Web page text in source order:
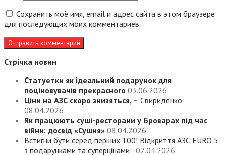
Сохранить моё имя, email и адрес сайта в этом браузере
для последующих моих комментариев.
Стрічка новин
Статуетки як ідеальний подарунок для
поціновувачів прекрасного 03.06.2026
Ціни на АЗС скоро знизяться, – Свириденко
08.04.2026
Як працюють суші-ресторани у Броварах під час
війни: досвід «Сушия» 08.04.2026
Встигни бути серед перших 100! Відкриття АЗС EURO 5
з подарунками та суперцінами
02.04.2026